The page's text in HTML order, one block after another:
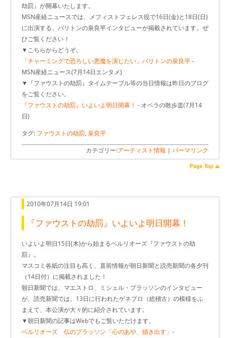
劫罰』が開幕いたします。
MSN産経ニュースでは、メフィストフェレス役で16日(金)と18日(日)
に出演する、バリトンの泉良平インタビューが掲載されています。ぜ
ひご覧ください！
▼こちらからどうぞ。
「チャーミングで恐ろしい悪魔を演じたい」バリトンの泉良平-
MSN産経ニュース(7月14日エンタメ)
▼『ファウストの劫罰』タイムテーブル等の当日情報は昨日のブログ
をご覧ください。
『ファウストの劫罰』いよいよ明日開幕！ - オペラの散歩道(7月14
日)
タグ: ファウストの劫罰, 泉良平
カテゴリー:アーティスト情報 | パーマリンク
2010年07月14日 19:01
『ファウストの劫罰』いよいよ明日開幕！
いよいよ明日15日(木)から始まるベルリオーズ『ファウストの劫
罰』。
マスコミ各紙の注目も高く、直前情報が朝日新聞と読売新聞の各夕刊
（14日付）に掲載されました！
朝日新聞では、マエストロ、ミシェル・プラッソンのインタビュー
が、読売新聞では、13日に行われたゲネプロ（総稽古）の模様をふ
まえて、本公演が大々的に紹介されています。
▼朝日新聞の記事はWebでもご覧いただけます。
ベルリオーズ 仏のプラッソン「心のあや、描き出す」 -